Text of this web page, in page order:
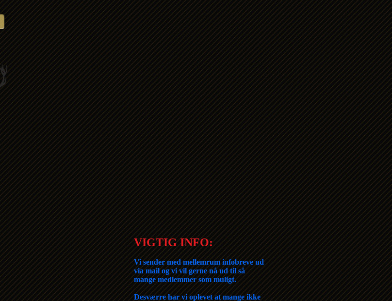
VIGTIG INFO:
Vi sender med mellemrum infobreve ud
via mail og vi vil gerne nå ud til så
mange medlemmer som muligt.
Desværre har vi oplevet at mange ikke